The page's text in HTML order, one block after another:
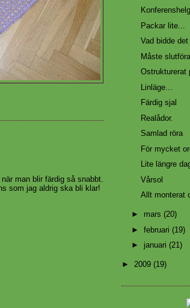
man blir färdig så snabbt.
som jag aldrig ska bli klar!
Packar lite...
Vad bidde det
Måste
Ostrukturerat
Linläge...
Färdig sjal
Realådor.
Samlad röra
För mycket
Lite längre
Vårsol
Allt monterat
► mars (20)
► februari (19)
► januari (21)
► 2009 (19)